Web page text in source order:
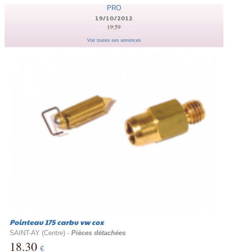
PRO
19/10/2012
19:59
Voir toutes ses annonces
Pointeau 175 carbu vw cox
SAINT-AY (Centre) - Pièces détachées
18.30 €